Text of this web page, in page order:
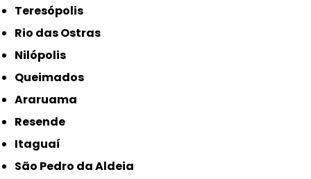
Teresópolis
Rio das Ostras
Nilópolis
Queimados
Araruama
Resende
Itaguaí
São Pedro da Aldeia